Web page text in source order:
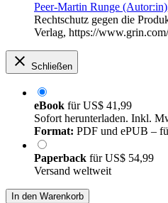
Peer-Martin Runge (Autor:in)
Rechtschutz gegen die
Verlag, https://
Schließen
eBook fürUS$ 41,99
Sofort herunterladen. Inkl.
Format: PDF und ePUB –
Paperback fürUS$ 54,99
Versand weltweit
In den Warenkorb